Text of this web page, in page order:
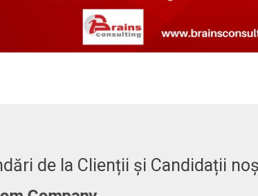
de la Clienții și Candidații